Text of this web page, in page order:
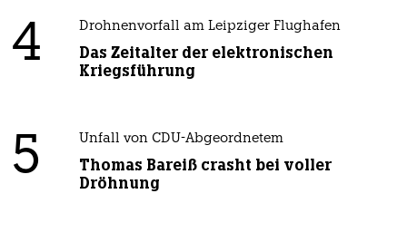
4 Drohnenvorfall am Leipziger Flughafen
Das Zeitalter der elektronischen
Kriegsführung
5 Unfall von CDU-Abgeordnetem
Thomas Bareiß crasht bei voller
Dröhnung